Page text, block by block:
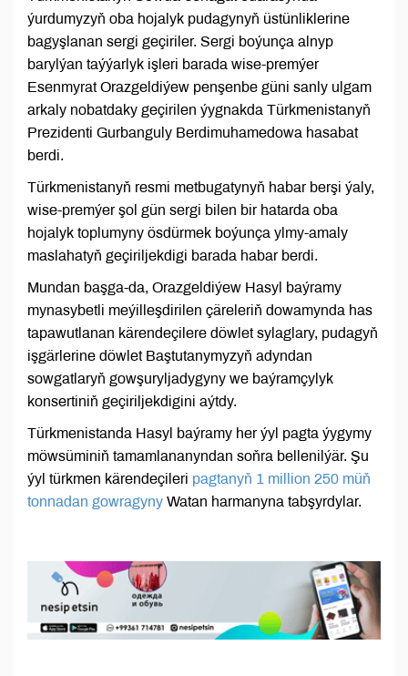
ýurdumyzyň oba hojalyk pudagynyň üstünliklerine
bagyşlanan sergi geçiriler. Sergi boýunça alnyp
barylýan taýýarlyk işleri barada wise-premýer
Esenmyrat Orazgeldiýew penşenbe güni sanly ulgam
arkaly nobatdaky geçirilen ýygnakda Türkmenistanyň
Prezidenti Gurbanguly Berdimuhamedowa hasabat
berdi.
Türkmenistanyň resmi metbugatynyň habar berşi ýaly,
wise-premýer şol gün sergi bilen bir hatarda oba
hojalyk toplumyny ösdürmek boýunça ylmy-amaly
maslahatyň geçiriljekdigi barada habar berdi.
Mundan başga-da, Orazgeldiýew Hasyl baýramy
mynasybetli meýilleşdirilen çäreleriň dowamynda has
tapawutlanan kärendeçilere döwlet sylaglary, pudagyň
işgärlerine döwlet Baştutanymyzyň adyndan
sowgatlaryň gowşuryljadygyny we baýramçylyk
konsertiniň geçiriljekdigini aýtdy.
Türkmenistanda Hasyl baýramy her ýyl pagta ýygymy
möwsüminiň tamamlananyndan soňra bellenilýär. Şu
ýyl türkmen kärendeçileri pagtanyň 1 million 250 müň
tonnadan gowragyny Watan harmanyna tabşyrdylar.